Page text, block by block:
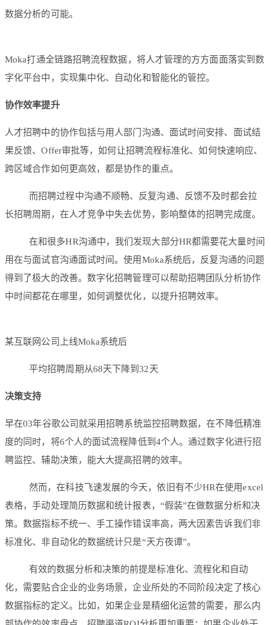
数据分析的可能。
Moka打通全链路招聘流程数据，将人才管理的方方面面落实到数
字化平台中，实现集中化、自动化和智能化的管控。
协作效率提升
人才招聘中的协作包括与用人部门沟通、面试时间安排、面试结
果反馈、Offer审批等，如何让招聘流程标准化、如何快速响应、
跨区域合作如何更高效，都是协作的重点。
而招聘过程中沟通不顺畅、反复沟通、反馈不及时都会拉
长招聘周期，在人才竞争中失去优势，影响整体的招聘完成度。
在和很多HR沟通中，我们发现大部分HR都需要花大量时间
用在与面试官沟通面试时间。使用Moka系统后，反复沟通的问题
得到了极大的改善。数字化招聘管理可以帮助招聘团队分析协作
中时间都花在哪里，如何调整优化，以提升招聘效率。
某互联网公司上线Moka系统后
平均招聘周期从68天下降到32天
决策支持
早在03年谷歌公司就采用招聘系统监控招聘数据，在不降低精准
度的同时，将6个人的面试流程降低到4个人。通过数字化进行招
聘监控、辅助决策，能大大提高招聘的效率。
然而，在科技飞速发展的今天，依旧有不少HR在使用excel
表格，手动处理简历数据和统计报表，“假装”在做数据分析和决
策。数据指标不统一、手工操作错误率高，两大因素告诉我们非
标准化、非自动化的数据统计只是“天方夜谭”。
有效的数据分析和决策的前提是标准化、流程化和自动
化，需要贴合企业的业务场景，企业所处的不同阶段决定了核心
数据指标的定义。比如，如果企业是精细化运营的需要，那么内